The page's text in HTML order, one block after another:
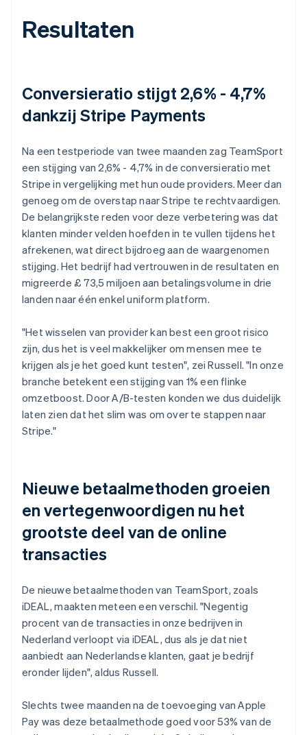
Resultaten
Conversieratio stijgt 2,6% - 4,7%
dankzij Stripe Payments
Na een testperiode van twee maanden zag TeamSport
een stijging van 2,6% - 4,7% in de conversieratio met
Stripe in vergelijking met hun oude providers. Meer dan
genoeg om de overstap naar Stripe te rechtvaardigen.
De belangrijkste reden voor deze verbetering was dat
klanten minder velden hoefden in te vullen tijdens het
afrekenen, wat direct bijdroeg aan de waargenomen
stijging. Het bedrijf had vertrouwen in de resultaten en
migreerde £ 73,5 miljoen aan betalingsvolume in drie
landen naar één enkel uniform platform.
"Het wisselen van provider kan best een groot risico
zijn, dus het is veel makkelijker om mensen mee te
krijgen als je het goed kunt testen", zei Russell. "In onze
branche betekent een stijging van 1% een flinke
omzetboost. Door A/B-testen konden we dus duidelijk
laten zien dat het slim was om over te stappen naar
Stripe."
Nieuwe betaalmethoden groeien
en vertegenwoordigen nu het
grootste deel van de online
transacties
De nieuwe betaalmethoden van TeamSport, zoals
iDEAL, maakten meteen een verschil. "Negentig
procent van de transacties in onze bedrijven in
Nederland verloopt via iDEAL, dus als je dat niet
aanbiedt aan Nederlandse klanten, gaat je bedrijf
eronder lijden", aldus Russell.
Slechts twee maanden na de toevoeging van Apple
Pay was deze betaalmethode goed voor 53% van de